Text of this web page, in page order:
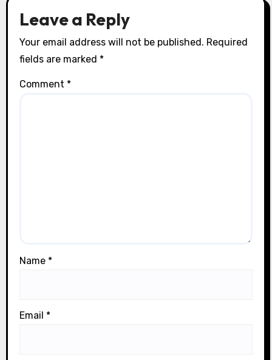
Leave a Reply
Your email address will not be published. Required
fields are marked *
Comment *
Name *
Email *